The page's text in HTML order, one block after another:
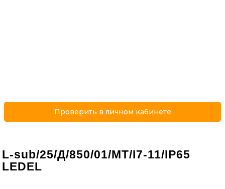
Проверить в личном кабинете
L-sub/25/Д/850/01/MT/I7-11/IP65
LEDEL